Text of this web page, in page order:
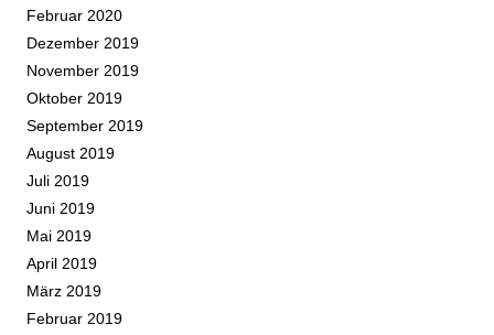
Februar 2020
Dezember 2019
November 2019
Oktober 2019
September 2019
August 2019
Juli 2019
Juni 2019
Mai 2019
April 2019
März 2019
Februar 2019